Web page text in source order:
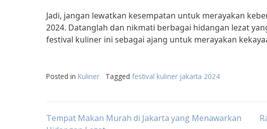
Jadi, jangan lewatkan kesempatan untuk merayakan
2024. Datanglah dan nikmati berbagai hidangan lezat
festival kuliner ini sebagai ajang untuk merayakan
Posted in Kuliner Tagged festival kuliner jakarta 2024
Post
Tempat Makan Murah di Jakarta yang Menawarkan